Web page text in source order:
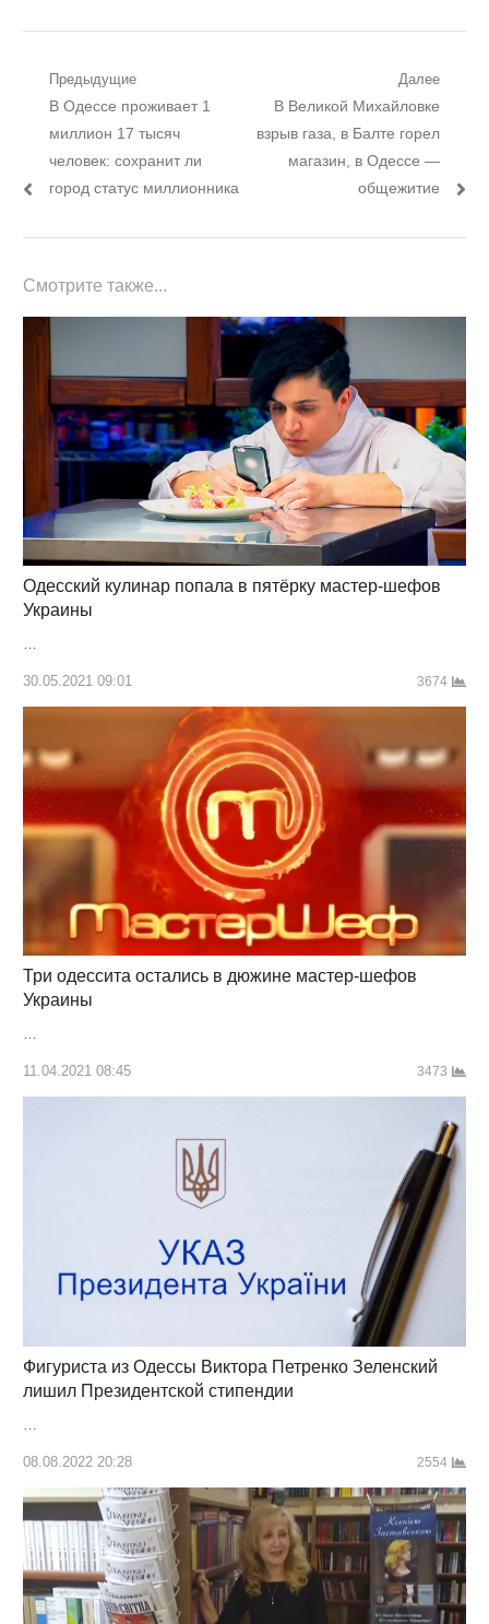
Навигация
записям
Предыдущие
Предыдущий
пост:
В Одессе проживает 1
миллион 17 тысяч
человек: сохранит ли
город статус миллионника
Далее
Следующий
пост:
В Великой Михайловке
взрыв газа, в Балте горел
магазин, в Одессе —
общежитие
Смотрите также...
Одесский кулинар попала в пятёрку мастер-шефов
Украины
…
30.05.2021 09:01 3674
Три одессита остались в дюжине мастер-шефов
Украины
…
11.04.2021 08:45 3473
Фигуриста из Одессы Виктора Петренко Зеленский
лишил Президентской стипендии
08.08.2022 20:28 2554